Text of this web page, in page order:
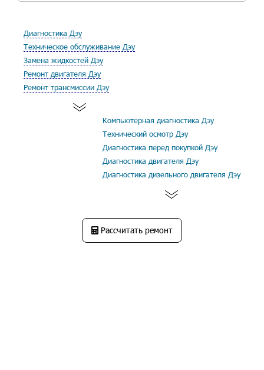
Диагностика Дэу
Техническое обслуживание Дэу
Замена жидкостей Дэу
Ремонт двигателя Дэу
Ремонт трансмиссии Дэу
Компьютерная диагностика Дэу
Технический осмотр Дэу
Диагностика перед покупкой Дэу
Диагностика двигателя Дэу
Диагностика дизельного двигателя Дэу
Рассчитать ремонт